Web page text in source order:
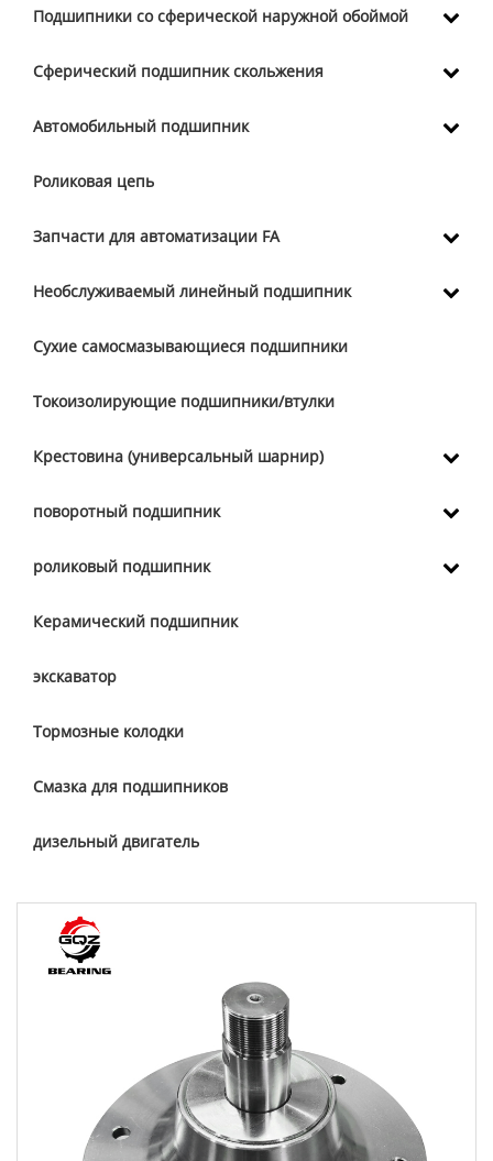
Подшипники со сферической наружной обоймой
Сферический подшипник скольжения
Автомобильный подшипник
Роликовая цепь
Запчасти для автоматизации FA
Необслуживаемый линейный подшипник
Сухие самосмазывающиеся подшипники
Токоизолирующие подшипники/втулки
Крестовина (универсальный шарнир)
поворотный подшипник
роликовый подшипник
Керамический подшипник
экскаватор
Тормозные колодки
Смазка для подшипников
дизельный двигатель